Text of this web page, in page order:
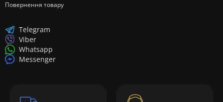
Повернення товару
Telegram
Viber
Whatsapp
Messenger